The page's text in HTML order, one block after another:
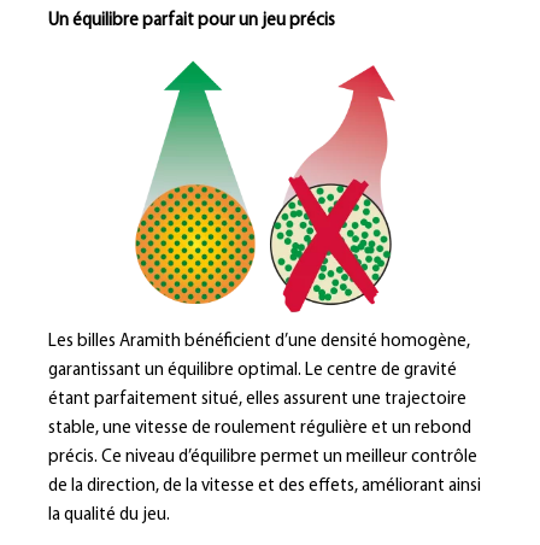
Un équilibre parfait pour un jeu précis
Les billes Aramith bénéficient d’une densité homogène,
garantissant un équilibre optimal. Le centre de gravité
étant parfaitement situé, elles assurent une trajectoire
stable, une vitesse de roulement régulière et un rebond
précis. Ce niveau d’équilibre permet un meilleur contrôle
de la direction, de la vitesse et des effets, améliorant ainsi
la qualité du jeu.